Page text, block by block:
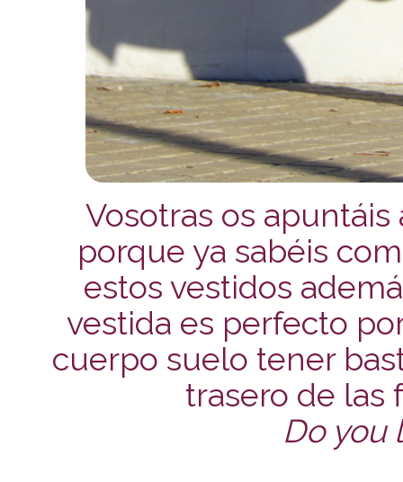
Vosotras os apuntáis
porque ya sabéis
estos vestidos
vestida es perfecto
cuerpo suelo tener
trasero de las
Do you